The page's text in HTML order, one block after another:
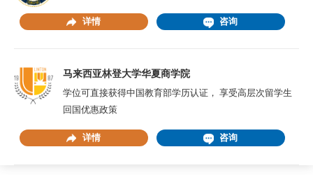
详情 咨询
马来西亚林登大学华夏商学院
学位可直接获得中国教育部学历认证， 享受高层次留学生
回国优惠政策
详情 咨询